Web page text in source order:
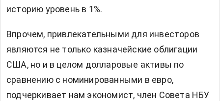
историю уровень в 1%.
Впрочем, привлекательными для инвесторов
являются не только казначейские облигации
США, но и в целом долларовые активы по
сравнению с номинированными в евро,
подчеркивает нам экономист, член Совета НБУ